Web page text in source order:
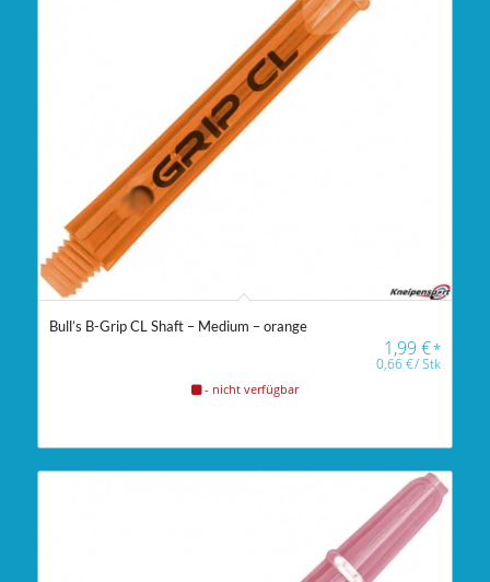
Bull’s B-Grip CL Shaft – Medium – orange
1,99€*
0,66€/Stk
- nicht verfügbar